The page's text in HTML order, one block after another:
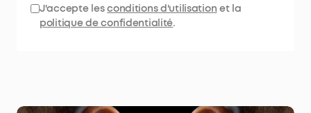
J'accepte lesconditions d'utilisation et la
politique de confidentialité.